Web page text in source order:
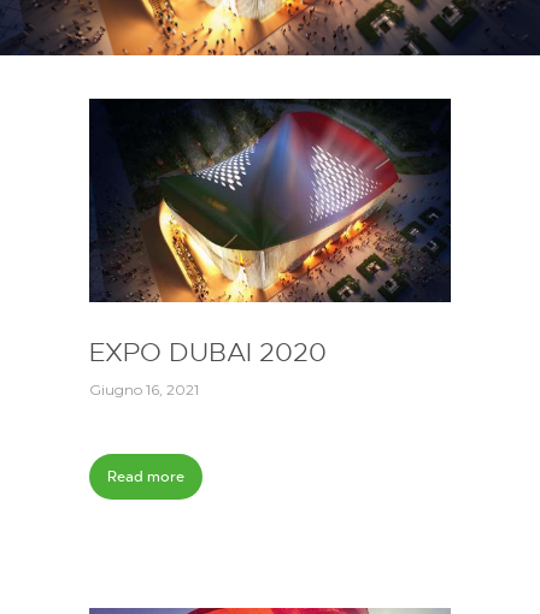
EXPO DUBAI 2020
Giugno 16, 2021
Read more